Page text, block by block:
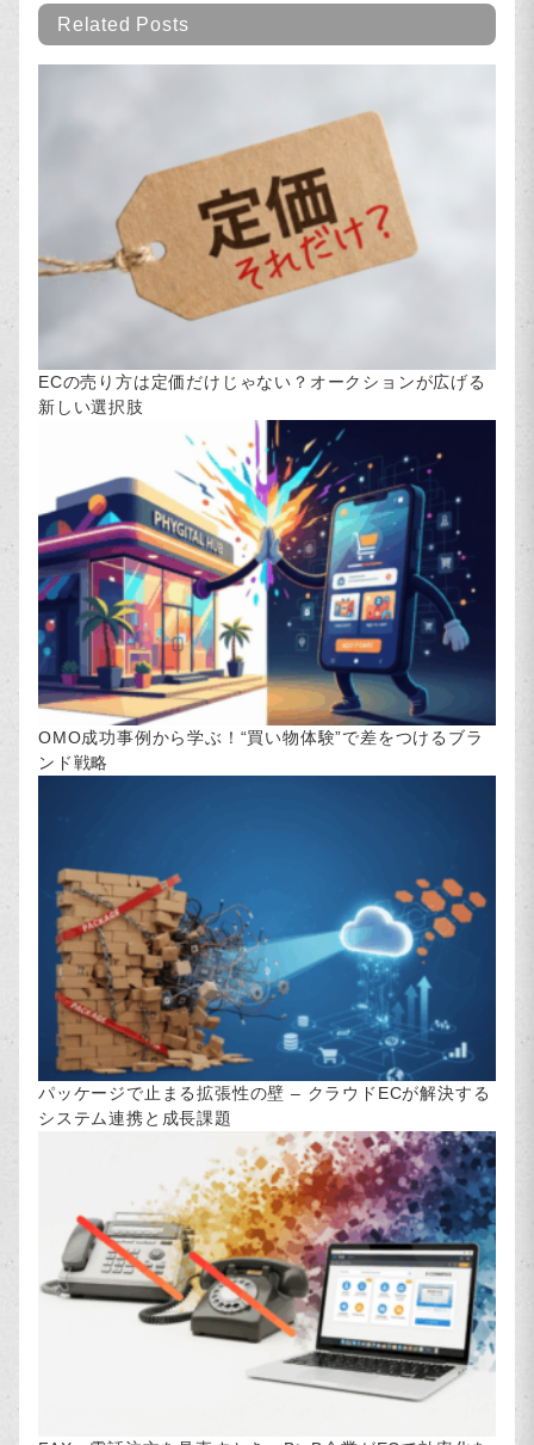
Related Posts
ECの売り方は定価だけじゃない？オークションが広げる
新しい選択肢
OMO成功事例から学ぶ！“買い物体験”で差をつけるブラ
ンド戦略
パッケージで止まる拡張性の壁 – クラウドECが解決する
システム連携と成長課題